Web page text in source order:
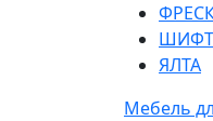
ШИФТ
ЯЛТА
Мебель